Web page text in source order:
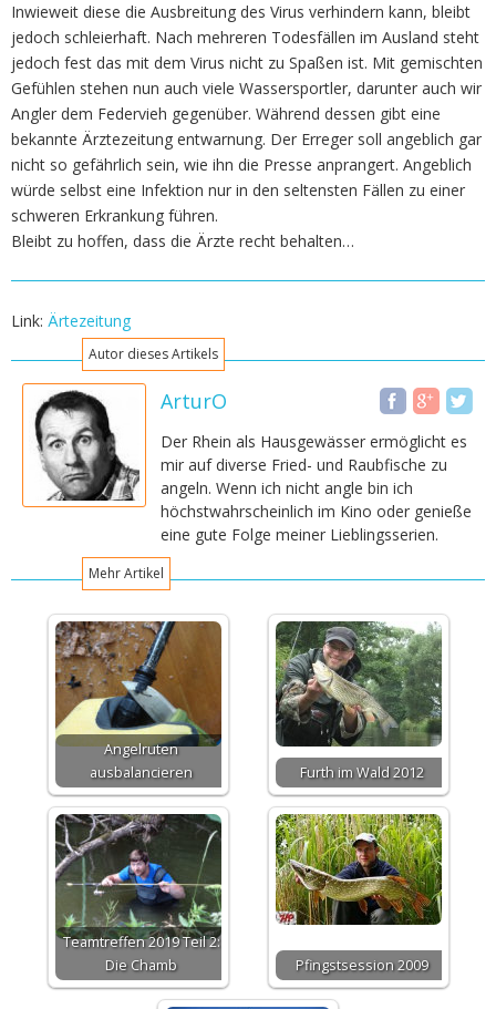
Inwieweit diese die Ausbreitung des Virus verhindern kann, bleibt
jedoch schleierhaft. Nach mehreren Todesfällen im Ausland steht
jedoch fest das mit dem Virus nicht zu Spaßen ist. Mit gemischten
Gefühlen stehen nun auch viele Wassersportler, darunter auch wir
Angler dem Federvieh gegenüber. Während dessen gibt eine
bekannte Ärztezeitung entwarnung. Der Erreger soll angeblich gar
nicht so gefährlich sein, wie ihn die Presse anprangert. Angeblich
würde selbst eine Infektion nur in den seltensten Fällen zu einer
schweren Erkrankung führen.
Bleibt zu hoffen, dass die Ärzte recht behalten…
Link: Ärtezeitung
Autor dieses Artikels
ArturO
Der Rhein als Hausgewässer ermöglicht es
mir auf diverse Fried- und Raubfische zu
angeln. Wenn ich nicht angle bin ich
höchstwahrscheinlich im Kino oder genieße
eine gute Folge meiner Lieblingsserien.
Mehr Artikel
Angelruten
ausbalancieren
Furth im Wald 2012
Teamtreffen 2019 Teil 2:
Die Chamb
Pfingstsession 2009